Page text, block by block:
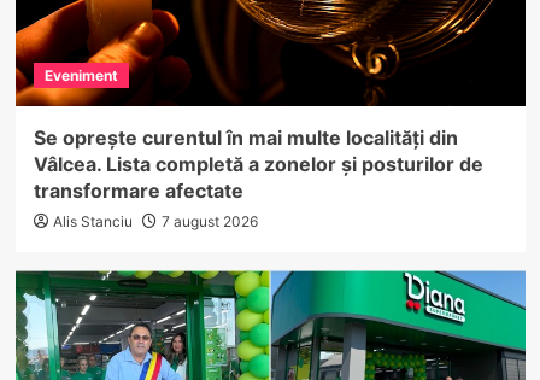
Eveniment
Se oprește curentul în mai multe localități din
Vâlcea. Lista completă a zonelor și posturilor de
transformare afectate
Alis Stanciu 7 august 2026